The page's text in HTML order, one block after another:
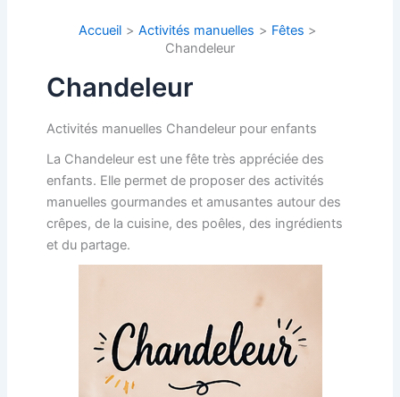
Accueil Activités manuelles
Fêtes
Chandeleur
Chandeleur
Activités manuelles Chandeleur pour enfants
La Chandeleur est une fête très appréciée des
enfants. Elle permet de proposer des activités
manuelles gourmandes et amusantes autour des
crêpes, de la cuisine, des poêles, des ingrédients
et du partage.